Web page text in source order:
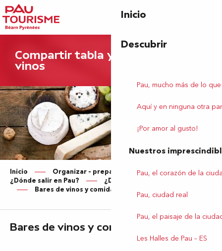
Aller
au
contenu
Inicio
Descubrir
Pau, mucho más de lo
Aquí y en ninguna otra
¡Por amor al gusto!
Nuestros
Pau, el corazón de la
Pau, ciudad real
Pau, el paisaje de la
Les Halles de Pau – ES
Compartir tabla y probar buenos
vinos
Inicio
Organizar – preparar su estancia
¿Dónde salir en Pau?
¿Dónde tomar una copa?
Bares de vinos y comidas
Bares de vinos y comidas